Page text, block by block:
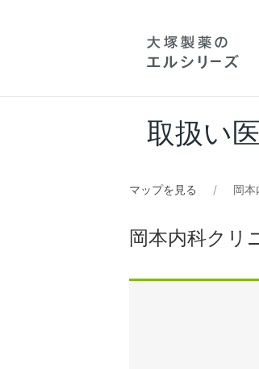
取扱い
マップを見る 岡本
岡本内科クリ